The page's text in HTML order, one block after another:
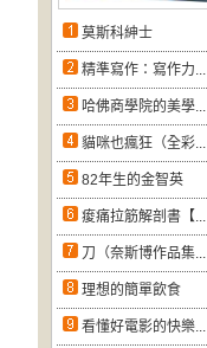
莫斯科紳士
精準寫作：寫作力...
哈佛商學院的美學...
貓咪也瘋狂（全彩...
82年生的金智英
痠痛拉筋解剖書【...
刀（奈斯博作品集...
理想的簡單飲食
看懂好電影的快樂...